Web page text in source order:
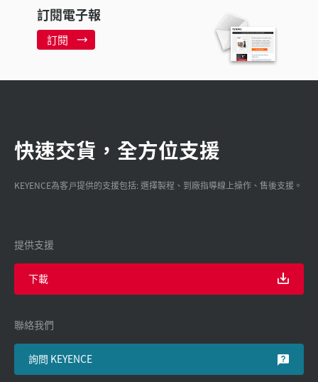
訂閱電子報
訂閱
快速交貨，全方位支援
KEYENCE為客戸提供的支援包括: 選擇製程、到廠指導線上操作、售後支援。
提供支援
下載
聯絡我們
詢問 KEYENCE